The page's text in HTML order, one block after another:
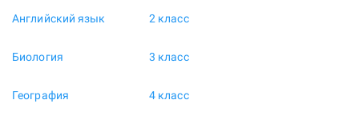
Английский язык
Биология
География
2 класс
3 класс
4 класс